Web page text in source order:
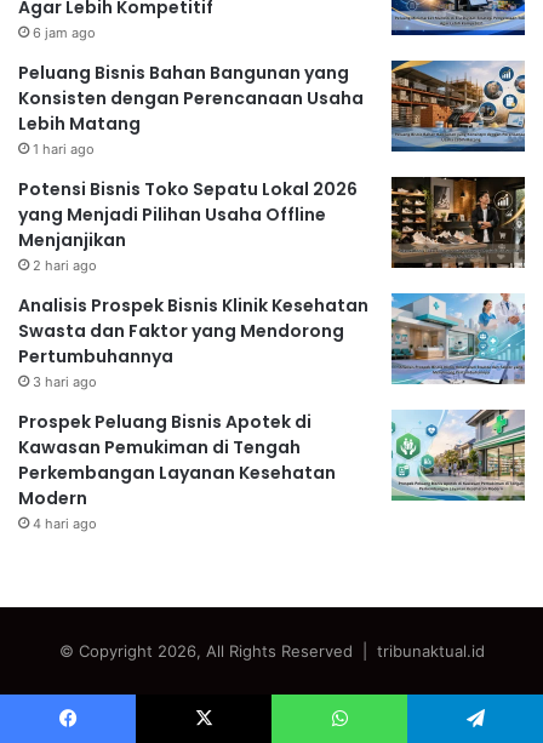
Agar Lebih Kompetitif
6 jam ago
Peluang Bisnis Bahan Bangunan yang
Konsisten dengan Perencanaan Usaha
Lebih Matang
1 hari ago
Potensi Bisnis Toko Sepatu Lokal 2026
yang Menjadi Pilihan Usaha Offline
Menjanjikan
2 hari ago
Analisis Prospek Bisnis Klinik Kesehatan
Swasta dan Faktor yang Mendorong
Pertumbuhannya
3 hari ago
Prospek Peluang Bisnis Apotek di
Kawasan Pemukiman di Tengah
Perkembangan Layanan Kesehatan
Modern
4 hari ago
© Copyright 2026, All Rights Reserved | tribunaktual.id